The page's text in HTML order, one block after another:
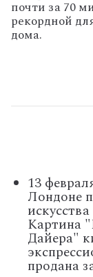
почти за 70
рекордной
дома.
13
Лондоне
Картина
Дайера"
продана